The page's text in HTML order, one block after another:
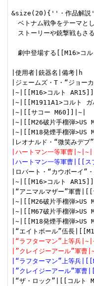
&size(20){''・作品解
ベトナム戦争をテーマと
ストーリーや銃撃戦もさ
劇中登場する[[M16>コル
|使用者|銃器名|備考|h
|ジェームズ・T・“ジョ
|~|[[M16>コルト AR15]]|
|~|[[M1911A1>コルト ガ
|~|[[サコー M60]]|~|
|~|[[M26破片手榴弾>US
|~|[[M18発煙手榴弾>US
|ハートマン一等軍曹|~|~|
|ハートマン一等軍曹|[[ス
|ロバート・“カウボーイ
|~|[[M16>コルト
|“アニマルマザー”軍曹
|~|[[M26破片手榴弾>US
|~|[[M67破片手榴弾>US
|~|[[M18発煙手榴弾>US
|“ラフターマン”上等兵
|”クレイジーアール”軍曹
|“ラフターマン”上等兵
|”クレイジーアール”軍
|“ザ・ロック”|[[コルト